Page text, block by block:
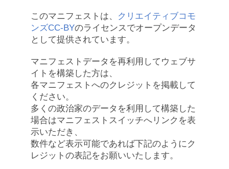
このマニフェストは、
クリエイティブコモ
ンズCC-BYのライセンスでオープンデータ
として提供されています。
マニフェストデータを再利用してウェブサ
イトを構築した方は、
各マニフェストへのクレジットを掲載して
ください。
多くの政治家のデータを利用して構築した
場合はマニフェストスイッチへリンクを表
示いただき、
数件など表示可能であれば下記のようにク
レジットの表記をお願いいたします。